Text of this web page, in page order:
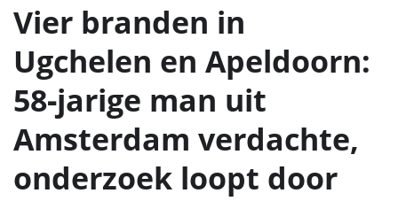
Vier branden in
Ugchelen en Apeldoorn:
58‑jarige man uit
Amsterdam verdachte,
onderzoek loopt door